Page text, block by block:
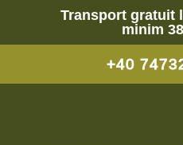
Transport gratuit
minim
+40